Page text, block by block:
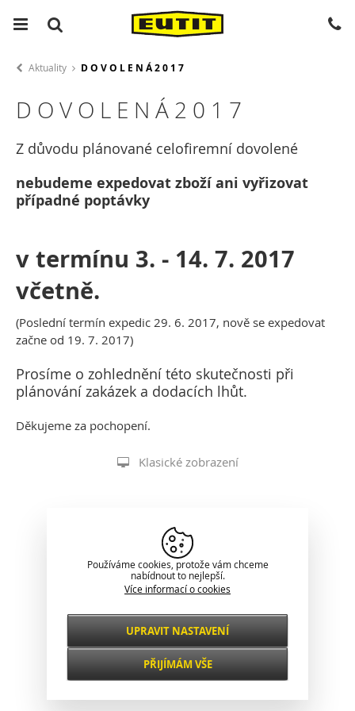
Aktuality D O V O L E N Á 2 0 1 7
D O V O L E N Á 2 0 1 7
Z důvodu plánované celofiremní dovolené
nebudeme expedovat zboží ani vyřizovat
případné poptávky
v termínu 3. - 14. 7. 2017
včetně.
(Poslední termín expedic 29. 6. 2017, nově se expedovat
začne od 19. 7. 2017)
Prosíme o zohlednění této skutečnosti při
plánování zakázek a dodacích lhůt.
Děkujeme za pochopení.
Klasické zobrazení
Používáme cookies, protože vám chceme
nabídnout to nejlepší.
Více informací o cookies
Nezbytné
VŽDY AKTIVNÍ
Funkční a
UPRAVIT NASTAVENÍ
PŘIJÍMÁM VŠE